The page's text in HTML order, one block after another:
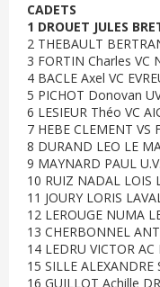
CADETS
1 DROUET JULES
2 THEBAULT
3 FORTIN Charles VC
4 BACLE Axel VC
5 PICHOT Donovan
6 LESIEUR Théo VC
7 HEBE CLEMENT VS
8 DURAND LEO LE
9 MAYNARD PAUL
10 RUIZ NADAL LOIS
11 JOURY LORIS
12 LEROUGE NUMA
13 CHERBONNEL
14 LEDRU VICTOR
15 SILLE ALEXANDRE
16 GUILLOT Achille